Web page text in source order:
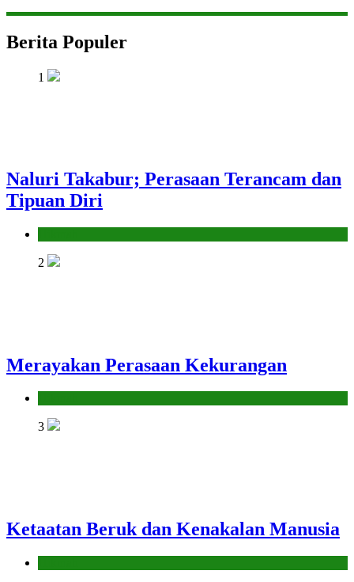
Berita Populer
1
Naluri Takabur; Perasaan Terancam dan
Tipuan Diri
2
Merayakan Perasaan Kekurangan
3
Ketaatan Beruk dan Kenakalan Manusia